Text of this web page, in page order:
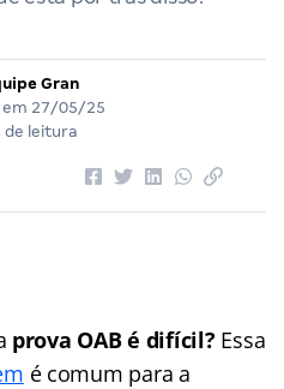
Gran
em 27/05/25
de leitura
prova OAB é difícil?Essa
é comum para a